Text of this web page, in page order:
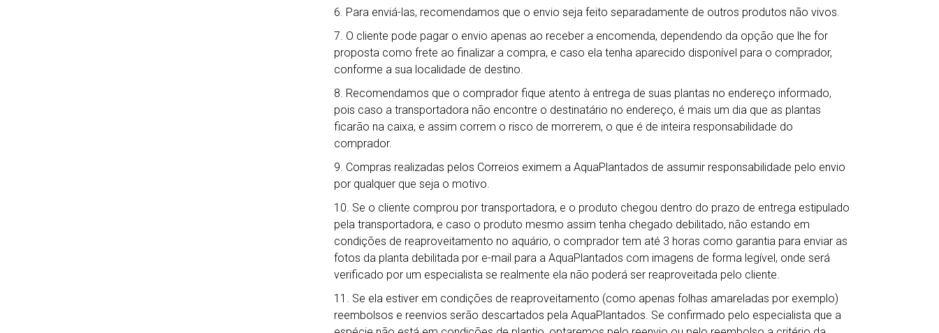
6. Para enviá-las, recomendamos que o envio seja feito separadamente de outros produtos não vivos.
7. O cliente pode pagar o envio apenas ao receber a encomenda, dependendo da opção que lhe for
proposta como frete ao finalizar a compra, e caso ela tenha aparecido disponível para o comprador,
conforme a sua localidade de destino.
8. Recomendamos que o comprador fique atento à entrega de suas plantas no endereço informado,
pois caso a transportadora não encontre o destinatário no endereço, é mais um dia que as plantas
ficarão na caixa, e assim correm o risco de morrerem, o que é de inteira responsabilidade do
comprador.
9. Compras realizadas pelos Correios eximem a AquaPlantados de assumir responsabilidade pelo envio
por qualquer que seja o motivo.
10. Se o cliente comprou por transportadora, e o produto chegou dentro do prazo de entrega estipulado
pela transportadora, e caso o produto mesmo assim tenha chegado debilitado, não estando em
condições de reaproveitamento no aquário, o comprador tem até 3 horas como garantia para enviar as
fotos da planta debilitada por e-mail para a AquaPlantados com imagens de forma legível, onde será
verificado por um especialista se realmente ela não poderá ser reaproveitada pelo cliente.
11. Se ela estiver em condições de reaproveitamento (como apenas folhas amareladas por exemplo)
reembolsos e reenvios serão descartados pela AquaPlantados. Se confirmado pelo especialista que a